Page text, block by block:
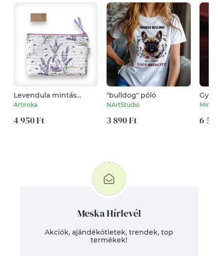
Levendula mintás
nagyméretű neszesszer
Artiroka
4 950 Ft
"bulldog" póló
NArtStudio
3 890 Ft 6
Meska Hírlevél
Akciók, ajándékötletek, trendek, top
termékek!